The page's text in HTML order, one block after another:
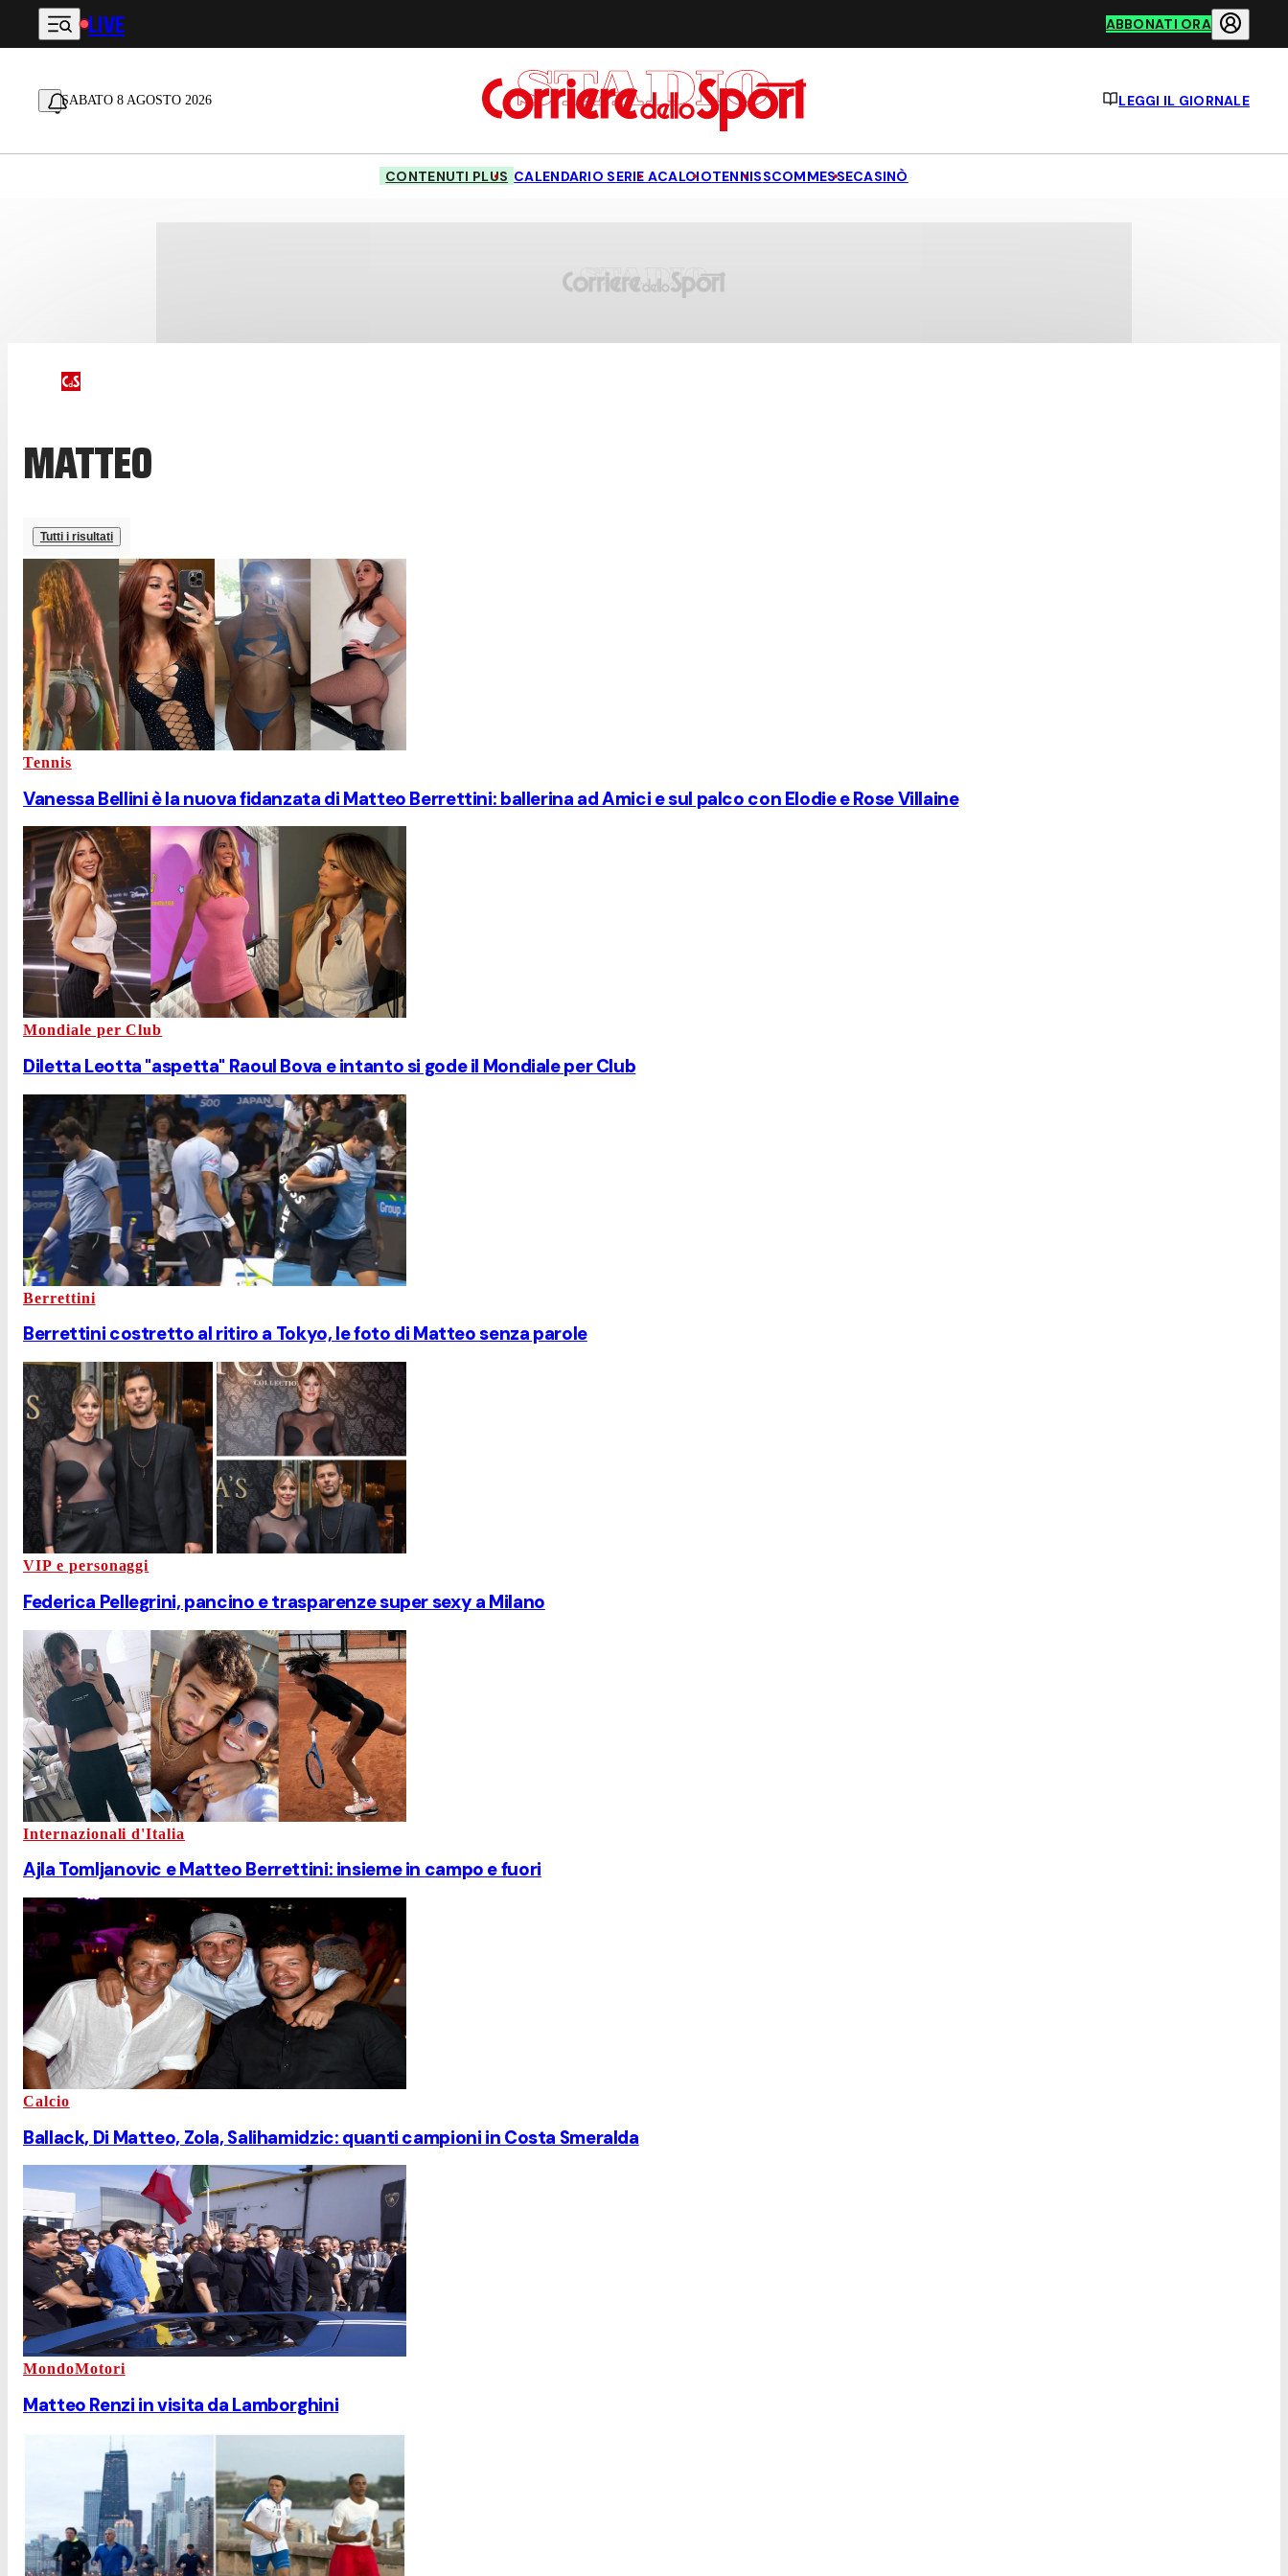
Vai al contenuto principale
LIVE ABBONATI ORA
SABATO 8 AGOSTO 2026 LEGGI IL GIORNALE
CONTENUTI PLUS CALENDARIO SERIE ACALCIOTENNISSCOMMESSECASINÒ
MATTEO
Tutti i risultati
Tennis
Vanessa Bellini è la nuova fidanzata di Matteo Berrettini: ballerina ad Amici e sul palco con Elodie e Rose Villaine
Mondiale per Club
Diletta Leotta "aspetta" Raoul Bova e intanto si gode il Mondiale per Club
Berrettini
Berrettini costretto al ritiro a Tokyo, le foto di Matteo senza parole
VIP e personaggi
Federica Pellegrini, pancino e trasparenze super sexy a Milano
Internazionali d'Italia
Ajla Tomljanovic e Matteo Berrettini: insieme in campo e fuori
Calcio
Ballack, Di Matteo, Zola, Salihamidzic: quanti campioni in Costa Smeralda
MondoMotori
Matteo Renzi in visita da Lamborghini